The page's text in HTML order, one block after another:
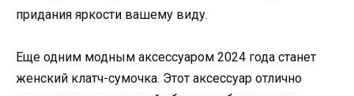
придания яркости вашему виду.
Еще одним модным аксессуаром 2024 года станет
женский клатч-сумочка. Этот аксессуар отлично